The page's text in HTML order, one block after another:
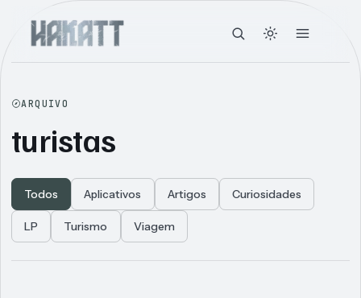
ARQUIVO
turistas
Todos Aplicativos Artigos Curiosidades
LP Turismo Viagem